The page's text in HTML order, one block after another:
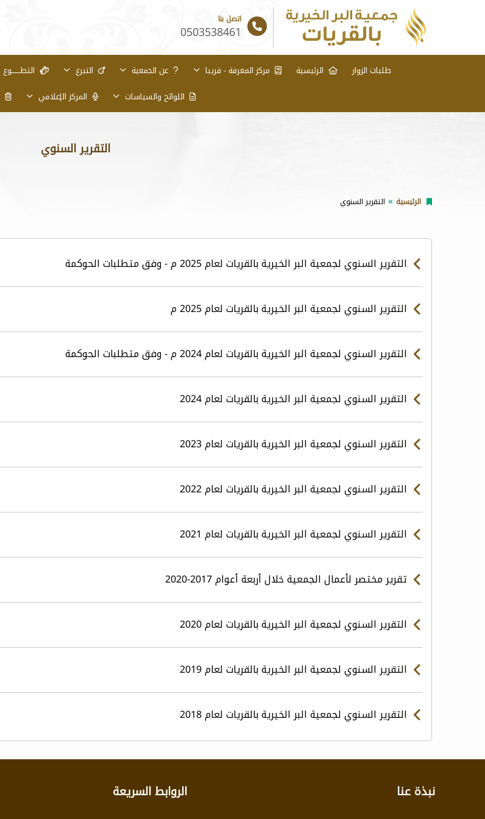
اتصل بنا
0503538461
طلبات الزوار الرئيسية مركز المعرفة - قريبا عن الجمعية التبرع التطـــــــوع
اللوائح والسياسات
المركز الإعلامي
التقرير السنوي
الرئيسية التقرير السنوي
التقرير السنوي لجمعية البر الخيرية بالقريات لعام 2025 م - وفق متطلبات الحوكمة
التقرير السنوي لجمعية البر الخيرية بالقريات لعام 2025 م
التقرير السنوي لجمعية البر الخيرية بالقريات لعام 2024 م - وفق متطلبات الحوكمة
التقرير السنوي لجمعية البر الخيرية بالقريات لعام 2024
التقرير السنوي لجمعية البر الخيرية بالقريات لعام 2023
التقرير السنوي لجمعية البر الخيرية بالقريات لعام 2022
التقرير السنوي لجمعية البر الخيرية بالقريات لعام 2021
تقرير مختصر لأعمال الجمعية خلال أربعة أعوام 2017-2020
التقرير السنوي لجمعية البر الخيرية بالقريات لعام 2020
التقرير السنوي لجمعية البر الخيرية بالقريات لعام 2019
التقرير السنوي لجمعية البر الخيرية بالقريات لعام 2018
نبذة عنا الروابط السريعة